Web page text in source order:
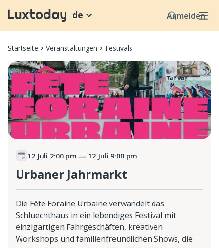
Anmelden
de
Startseite Veranstaltungen Festivals
12 Juli 2:00 pm — 12 Juli 9:00 pm
Urbaner Jahrmarkt
Die Fête Foraine Urbaine verwandelt das
Schluechthaus in ein lebendiges Festival mit
einzigartigen Fahrgeschäften, kreativen
Workshops und familienfreundlichen Shows, die